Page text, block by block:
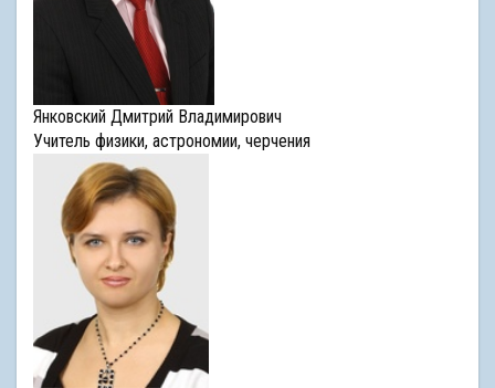
Янковский Дмитрий Владимирович
Учитель физики, астрономии, черчения